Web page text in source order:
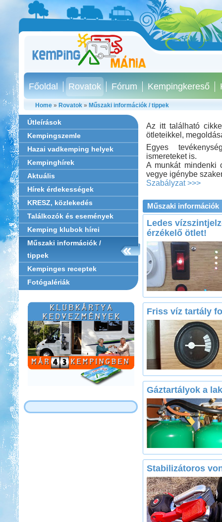
Főoldal Rovatok Fórum Kempingkereső
Home » Rovatok » Műszaki információk / tippek
Útleírások
Kempingszemle
Hazai vadkemping helyek
Kempinghírek
Aktuális
Hírek érdekességek
KRESZ, közlekedés
Találkozók és események
Kemping klubok hírei
Műszaki információk /
tippek
Kempinges receptek
Fotógalériák
Az itt található
ötleteikkel,
Egyes
ismereteket is.
A munkát mindenki
vegye igénybe
Szabályzat >>>
Műszaki információk
Ledes
érzékelő ötlet!
Friss víz tartály
Gáztartályok a
Stabilizátoros